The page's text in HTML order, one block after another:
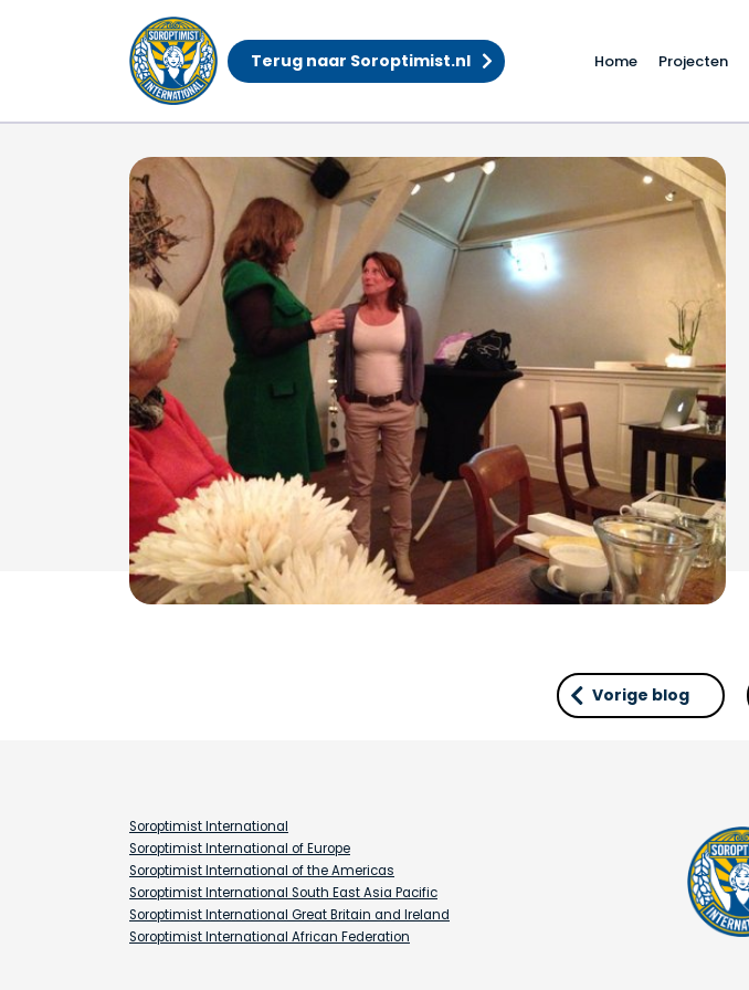
Terug naar Soroptimist.nl Home Projecten
Bestuurswissel 2015
Vorige blog
Soroptimist International
Soroptimist International of Europe
Soroptimist International of the Americas
Soroptimist International South East Asia Pacific
Soroptimist International Great Britain and Ireland
Soroptimist International African Federation